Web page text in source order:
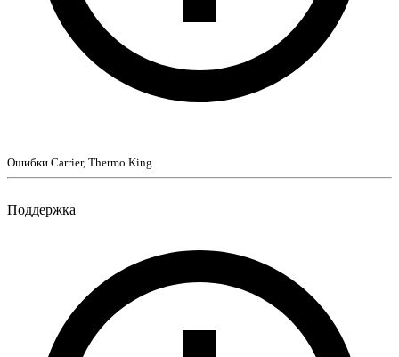
Ошибки Carrier, Thermo King
Поддержка